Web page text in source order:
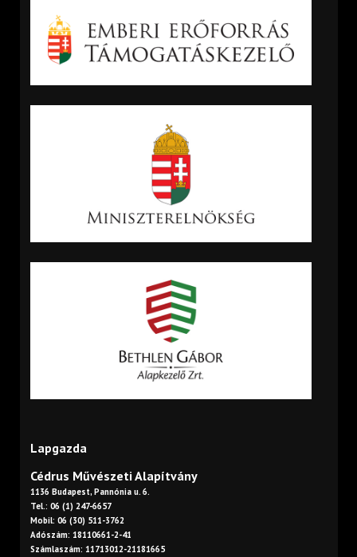
Lapgazda
Cédrus Művészeti Alapítvány
1136 Budapest, Pannónia u. 6.
Tel.: 06 (1) 247-6657
Mobil: 06 (30) 511-3762
Adószám: 18110661-2-41
Számlaszám: 11713012-21181665